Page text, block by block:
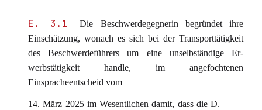
E. 3.1
Die Beschwerdegegnerin begründet ihre
Einschätzung, wonach es sich bei der Transporttätigkeit
des Beschwerdeführers um eine unselbständige Er-
werbstätigkeit handle, im angefochtenen
Einspracheentscheid vom
14. März 2025 im Wesentlichen damit, dass die D._____